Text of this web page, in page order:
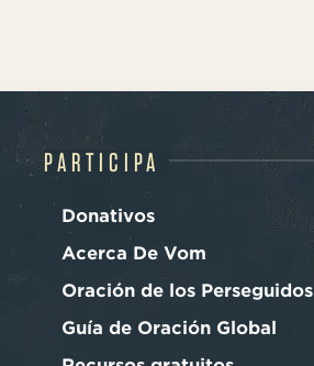
PARTICIPA
Donativos
Acerca De Vom
Oración de los Perseguidos
Guía de Oración Global